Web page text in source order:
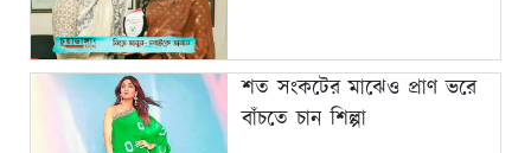
শত সংকটের মাঝেও প্রাণ ভরে
বাঁচতে চান শিল্পা